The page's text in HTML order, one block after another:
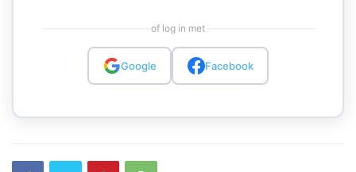
of log in met
Google Facebook